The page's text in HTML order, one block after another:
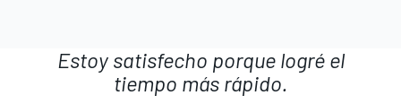
Estoy satisfecho porque logré el
tiempo más rápido.